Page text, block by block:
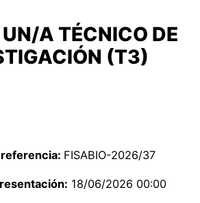
A TÉCNICO DE
(T3)
FISABIO-2026/37
18/06/2026 00:00